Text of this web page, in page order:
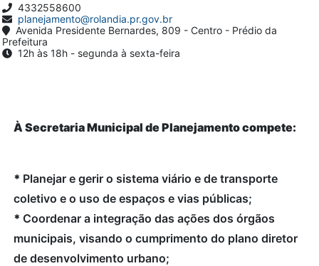
4332558600
planejamento@rolandia.pr.gov.br
Avenida Presidente Bernardes, 809 - Centro - Prédio da
Prefeitura
12h às 18h - segunda à sexta-feira
À Secretaria Municipal de Planejamento compete:
* Planejar e gerir o sistema viário e de transporte
coletivo e o uso de espaços e vias públicas;
* Coordenar a integração das ações dos órgãos
municipais, visando o cumprimento do plano diretor
de desenvolvimento urbano;